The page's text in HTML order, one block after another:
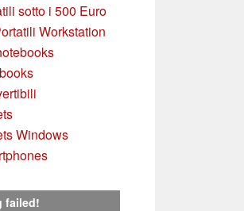
sotto i 500 Euro
Workstation
Windows
failed!